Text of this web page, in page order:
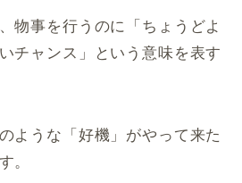
物事を行うのに「ちょうどよ
チャンス」という意味を表す
ような「好機」がやって来た
。